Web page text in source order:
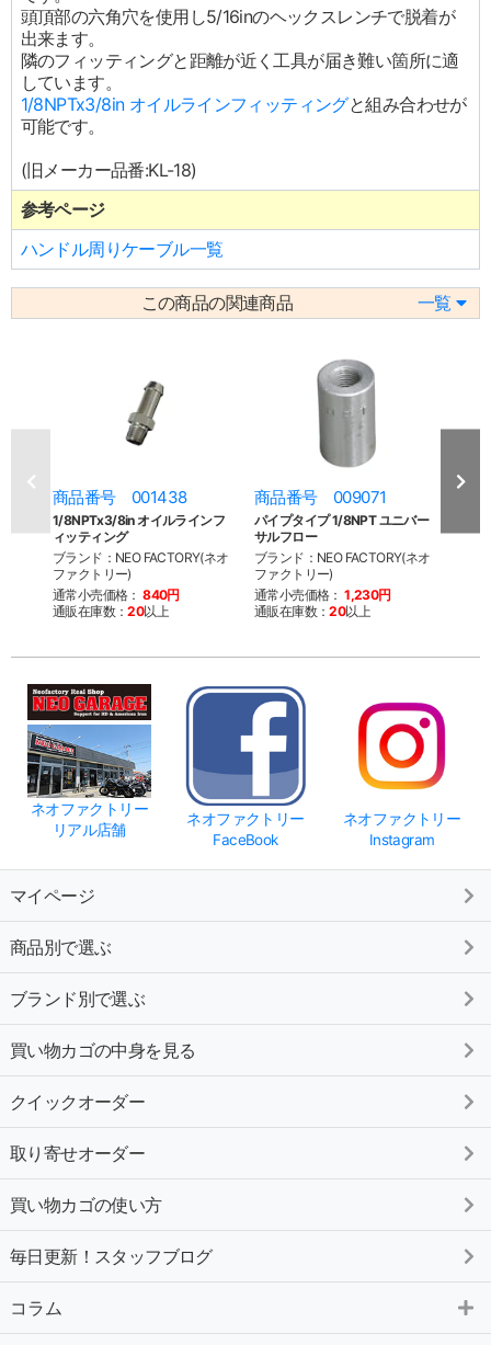
頭頂部の六角穴を使用し5/16inのヘックスレンチで脱着が
出来ます。
隣のフィッティングと距離が近く工具が届き難い箇所に適
しています。
1/8NPTx3/8in オイルラインフィッティングと組み合わせが
可能です。
(旧メーカー品番:KL-18)
参考ページ
ハンドル周りケーブル一覧
この商品の関連商品 一覧
商品番号 001438
1/8NPTx3/8in オイルラインフ
ィッティング
ブランド：NEO FACTORY(ネオ
ファクトリー)
通常小売価格： 840円
通販在庫数：20以上
商品番号 009071
パイプタイプ 1/8NPT ユニバー
サルフロー
ブランド：NEO FACTORY(ネオ
ファクトリー)
通常小売価格： 1,230円
通販在庫数：20以上
フィ
ネオファクトリー
リアル店舗
ネオファクトリー
FaceBook
ネオファクトリー
Instagram
マイページ
商品別で選ぶ
ブランド別で選ぶ
買い物カゴの中身を見る
クイックオーダー
取り寄せオーダー
買い物カゴの使い方
毎日更新！スタッフブログ
コラム